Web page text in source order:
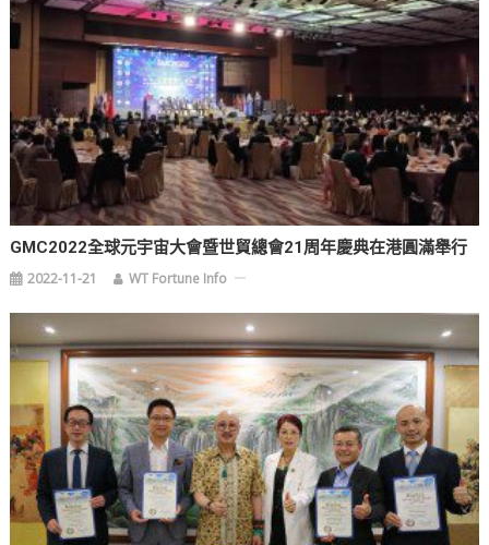
GMC2022全球元宇宙大會暨世貿總會21周年慶典在港圓滿舉行
2022-11-21 WT Fortune Info